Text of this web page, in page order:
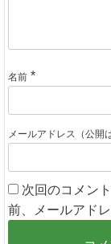
名前 *
メールアドレス（公開
次回のコメン
前、メールアド